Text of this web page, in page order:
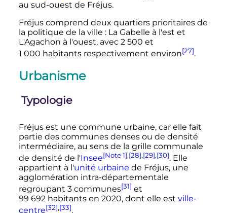
au sud-ouest de Fréjus.
Fréjus comprend deux quartiers prioritaires de
la politique de la ville : La Gabelle à l'est et
L'Agachon à l'ouest, avec 2 500 et
1 000 habitantsrespectivement environ[27].
Urbanisme
Typologie
Fréjus est une commune urbaine, car elle fait
partie des communes denses ou de densité
intermédiaire, au sens de la grille communale
de densité de l'Insee[Note 1],[28],[29],[30]. Elle
appartient à l'unité urbaine de Fréjus, une
agglomération intra-départementale
regroupant 3 communes[31] et
99 692 habitantsen 2020, dont elle est ville-
centre[32],[33].